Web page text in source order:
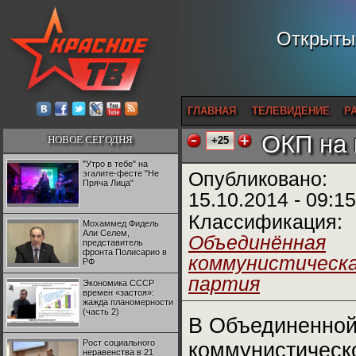
ГЛАВНАЯ ТЕЛЕВИДЕНИЕ
НОВОЕ СЕГОДНЯ
"Утро в тебе" на
эгалите-фесте "Не
Пряча Лица"
Мохаммед Фидель
Али Селем,
представитель
фронта Полисарио в
РФ
Экономика СССР
времен «застоя»:
жажда планомерности
(часть 2)
Рост социального
неравенства в 21
+25 ОКП на
Опубликовано:
15.10.2014 - 09:15
Классификация:
Объединённая
партия
В